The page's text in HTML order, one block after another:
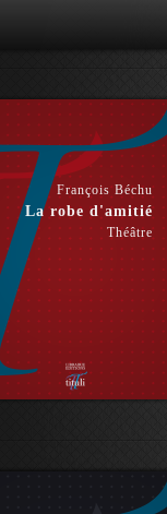
François Béchu
La robe d'amitié
Théâtre